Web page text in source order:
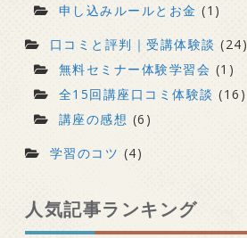
申し込みルールとお金 (1)
口コミと評判｜受講体験談 (24)
無料セミナー体験学習会 (1)
全15回講座口コミ体験談 (16)
講座の感想 (6)
学習のコツ (4)
人気記事ランキング